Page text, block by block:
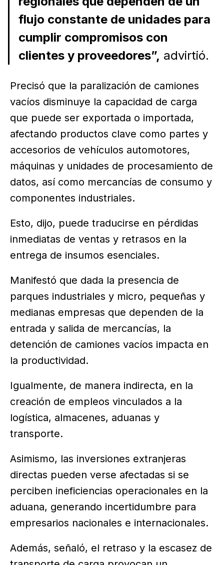
flujo constante de unidades para
cumplir compromisos con
clientes y proveedores”, advirtió.
Precisó que la paralización de camiones
vacíos disminuye la capacidad de carga
que puede ser exportada o importada,
afectando productos clave como partes y
accesorios de vehículos automotores,
máquinas y unidades de procesamiento de
datos, así como mercancías de consumo y
componentes industriales.
Esto, dijo, puede traducirse en pérdidas
inmediatas de ventas y retrasos en la
entrega de insumos esenciales.
Manifestó que dada la presencia de
parques industriales y micro, pequeñas y
medianas empresas que dependen de la
entrada y salida de mercancías, la
detención de camiones vacíos impacta en
la productividad.
Igualmente, de manera indirecta, en la
creación de empleos vinculados a la
logística, almacenes, aduanas y
transporte.
Asimismo, las inversiones extranjeras
directas pueden verse afectadas si se
perciben ineficiencias operacionales en la
aduana, generando incertidumbre para
empresarios nacionales e internacionales.
Además, señaló, el retraso y la escasez de